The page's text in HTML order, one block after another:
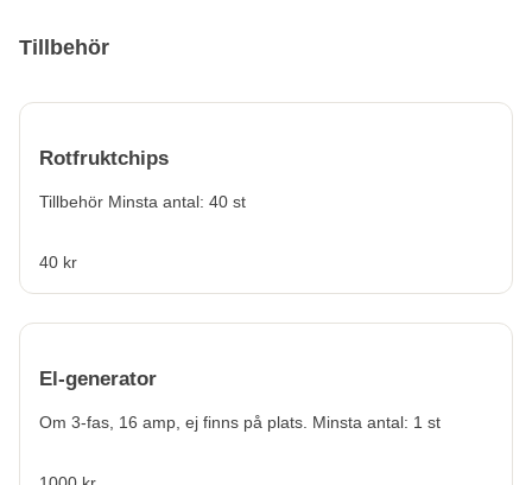
Tillbehör
Rotfruktchips
Tillbehör Minsta antal: 40 st
40 kr
El-generator
Om 3-fas, 16 amp, ej finns på plats. Minsta antal: 1 st